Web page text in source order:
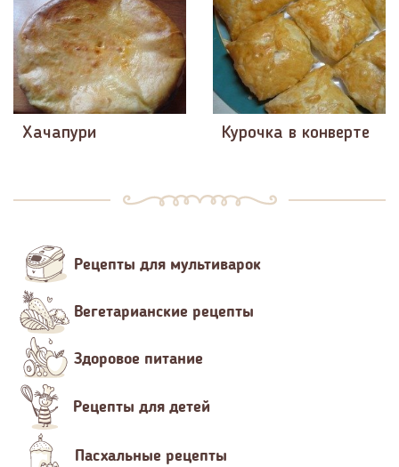
Хачапури Курочка в конверте
Рецепты для мультиварок
Вегетарианские рецепты
Здоровое питание
Рецепты для детей
Пасхальные рецепты